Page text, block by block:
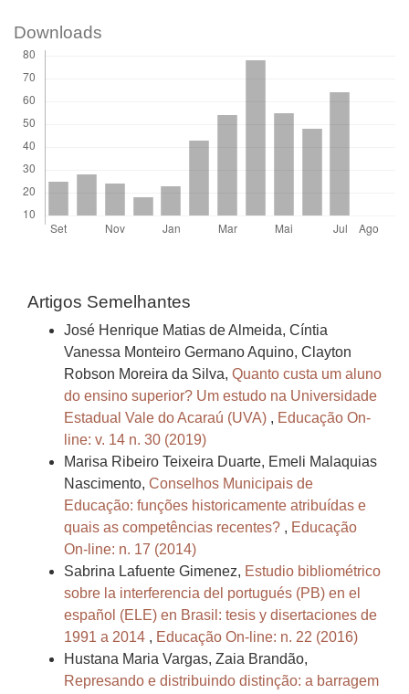
Downloads
Artigos Semelhantes
José Henrique Matias de Almeida, Cíntia
Vanessa Monteiro Germano Aquino, Clayton
Robson Moreira da Silva, Quanto custa um aluno
do ensino superior? Um estudo na Universidade
Estadual Vale do Acaraú (UVA) , Educação On-
line: v. 14 n. 30 (2019)
Marisa Ribeiro Teixeira Duarte, Emeli Malaquias
Nascimento, Conselhos Municipais de
Educação: funções historicamente atribuídas e
quais as competências recentes? , Educação
On-line: n. 17 (2014)
Sabrina Lafuente Gimenez, Estudio bibliométrico
sobre la interferencia del portugués (PB) en el
español (ELE) en Brasil: tesis y disertaciones de
1991 a 2014 , Educação On-line: n. 22 (2016)
Hustana Maria Vargas, Zaia Brandão,
Represando e distribuindo distinção: a barragem